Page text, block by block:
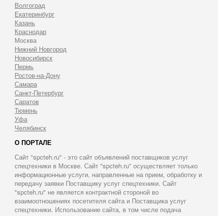
Волгоград
Екатеринбург
Казань
Краснодар
Москва
Нижний Новгород
Новосибирск
Пермь
Ростов-на-Дону
Самара
Санкт-Петербург
Саратов
Тюмень
Уфа
Челябинск
О ПОРТАЛЕ
Сайт "spcteh.ru" - это сайт объявлений поставщиков услуг
спецтехники в Москве. Сайт "spcteh.ru" осуществляет только
информационные услуги, направленные на прием, обработку и
передачу заявки Поставщику услуг спецтехники. Сайт
"spcteh.ru" не является контрактной стороной во
взаимоотношениях посетителя сайта и Поставщика услуг
спецтехники. Использование сайта, в том числе подача